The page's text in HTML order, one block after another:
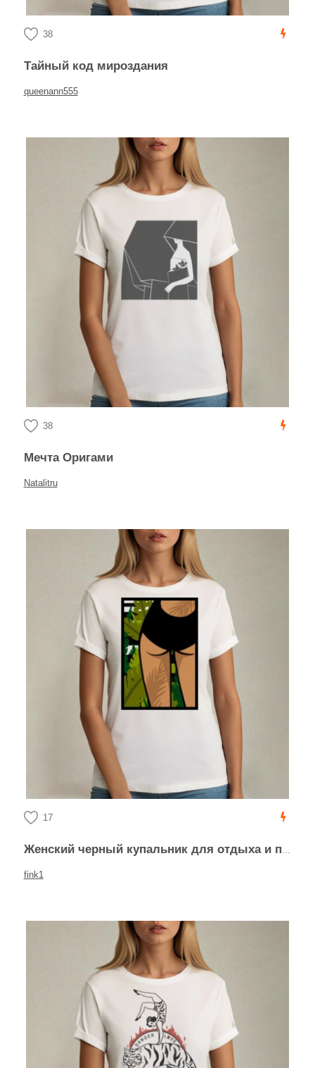
38
Тайный код мироздания
queenann555
38
Мечта Оригами
Natalitru
17
Женский черный купальник для отдыха и природы
fink1